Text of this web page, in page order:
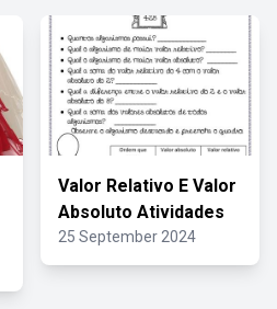
Valor Relativo E Valor
Absoluto Atividades
25 September 2024